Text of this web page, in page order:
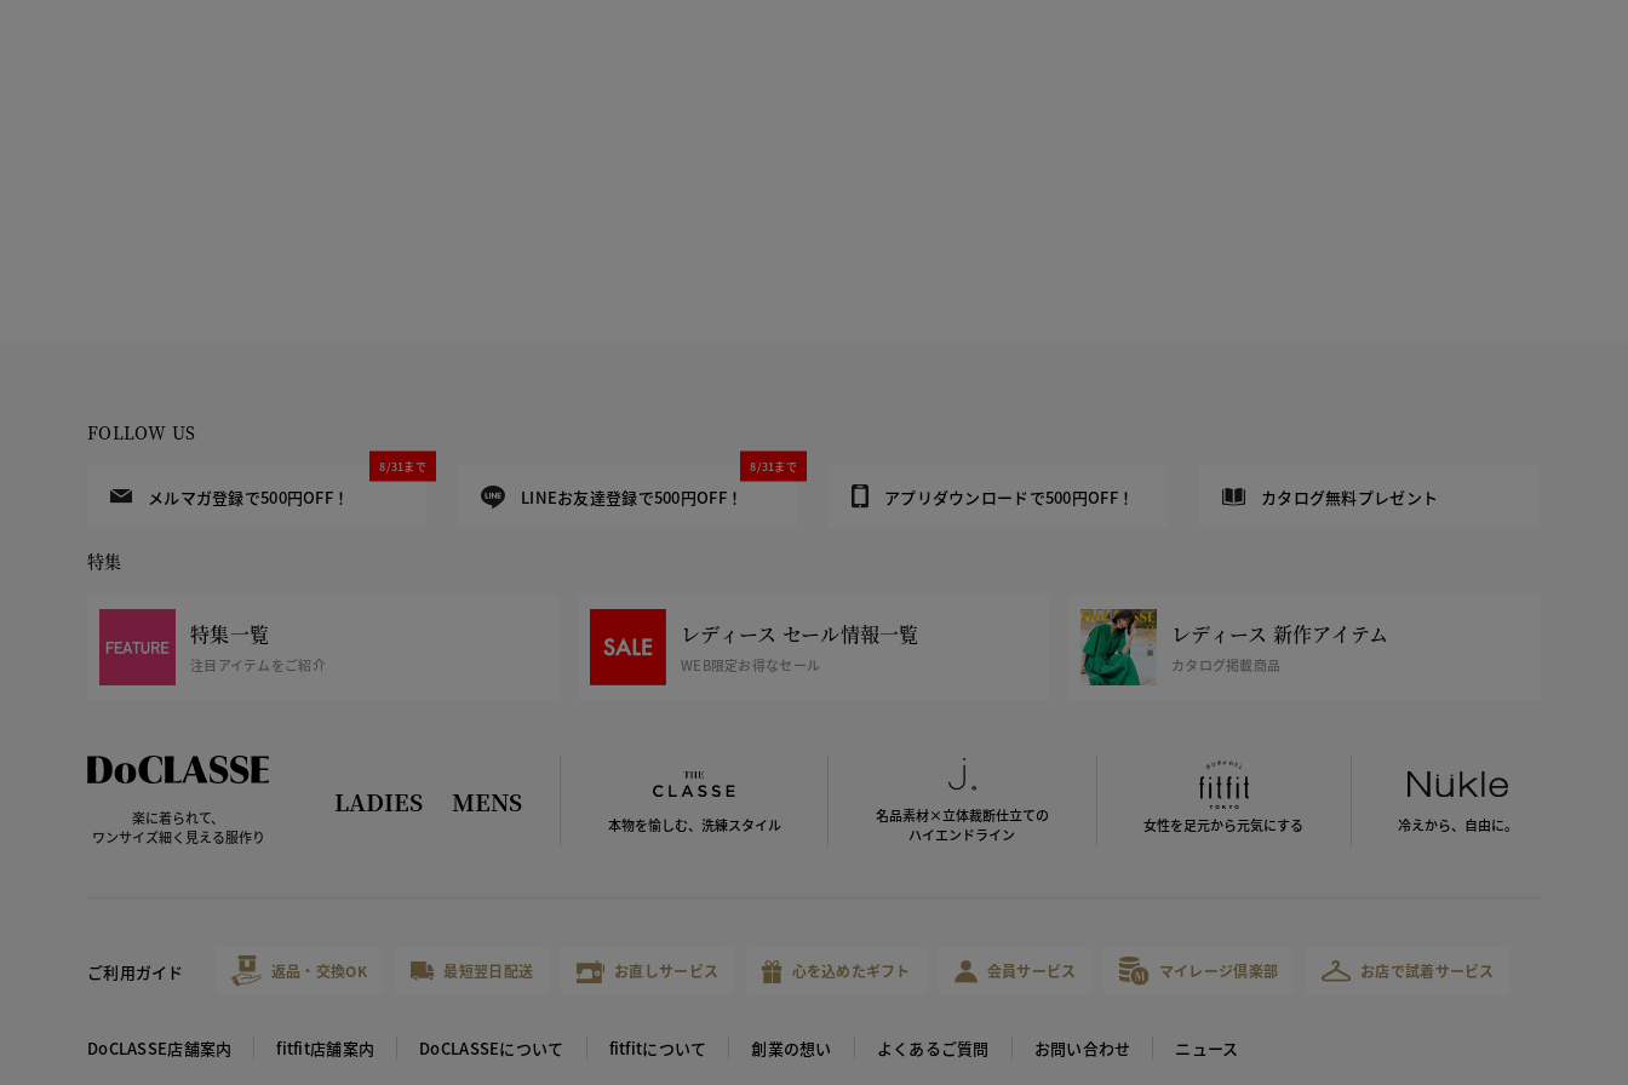
FOLLOW US
メルマガ登録で500円OFF！
8/31まで
LINEお友達登録で500円OFF！
8/31まで
アプリダウンロードで500円OFF！ カタログ無料プレゼント
特集
特集一覧
注目アイテムをご紹介
レディース セール情報一覧
WEB限定お得なセール
レディース 新作アイテム
カタログ掲載商品
楽に着られて、
ワンサイズ細く見える服作り
LADIES MENS
本物を愉しむ、洗練スタイル
名品素材×立体裁断仕立ての
ハイエンドライン
女性を足元から元気にする 冷えから、 自由に。
ご利用ガイド 返品・交換OK 最短翌日配送 お直しサービス 心を込めたギフト 会員サービス マイレージ倶楽部 お店で試着サービス
DoCLASSE店舗案内 fitfit店舗案内 DoCLASSEについて fitfitについて 創業の想い よくあるご質問 お問い合わせ ニュース